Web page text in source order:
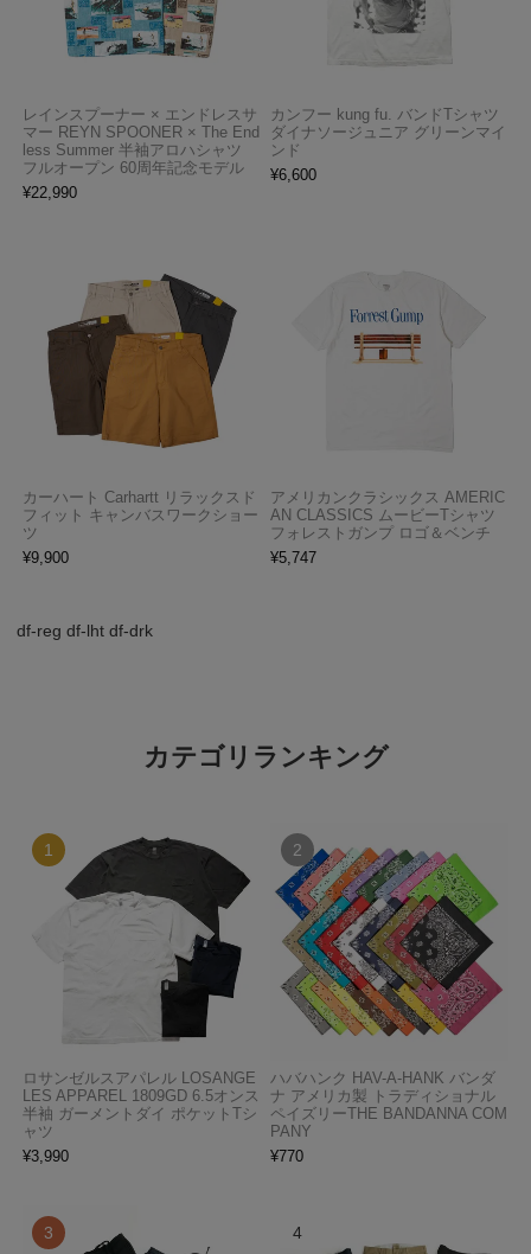
レインスプーナー × エンドレスサ
マー REYN SPOONER × The End
less Summer 半袖アロハシャツ
フルオープン 60周年記念モデル
¥22,990
カンフー kung fu. バンドTシャツ
ダイナソージュニア グリーンマイ
ンド
¥6,600
カーハート Carhartt リラックスド
フィット キャンバスワークショー
ツ
¥9,900
アメリカンクラシックス AMERIC
AN CLASSICS ムービーTシャツ
フォレストガンプ ロゴ＆ベンチ
¥5,747
df-reg df-lht df-drk
カテゴリランキング
ロサンゼルスアパレル LOSANGE
LES APPAREL 1809GD 6.5オンス
半袖 ガーメントダイ ポケットTシ
ャツ
¥3,990
ハバハンク HAV-A-HANK バンダ
ナ アメリカ製 トラディショナル
ペイズリーTHE BANDANNA COM
PANY
¥770